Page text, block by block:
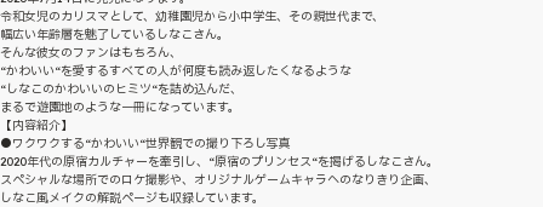
令和女児のカリスマとして、幼稚園児から小中学生、その親世代まで、
幅広い年齢層を魅了しているしなこさん。
そんな彼女のファンはもちろん、
“かわいい“を愛するすべての人が何度も読み返したくなるような
“しなこのかわいいのヒミツ“を詰め込んだ、
まるで遊園地のような一冊になっています。
【内容紹介】
●ワクワクする“かわいい“世界観での撮り下ろし写真
2020年代の原宿カルチャーを牽引し、“原宿のプリンセス“を掲げるしなこさん。
スペシャルな場所でのロケ撮影や、オリジナルゲームキャラへのなりきり企画、
しなこ風メイクの解説ページも収録しています。